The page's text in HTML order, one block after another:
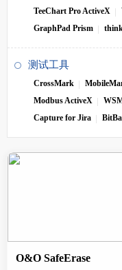
TeeChart Pro ActiveX
GraphPad Prism
测试工具
CrossMark
Modbus ActiveX
Capture for Jira
O&O SafeErase